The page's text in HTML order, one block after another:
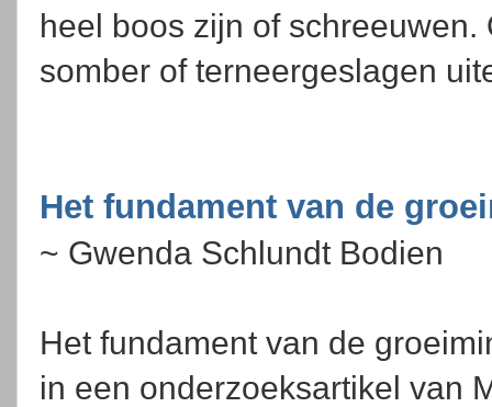
heel boos zijn of
somber of terneergeslagen
Het fundament van de
~ Gwenda Schlundt Bodien
Het fundament van de
in een onderzoeksartikel van